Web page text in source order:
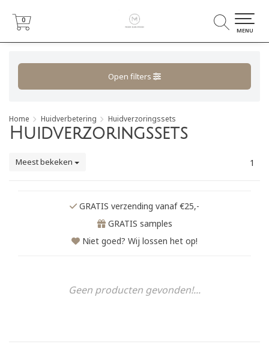
0
0
MENU
Open filters
Home Huidverbetering Huidverzoringssets
Huidverzoringssets
Meest bekeken 1
GRATIS verzending vanaf €25,-
GRATIS samples
Niet goed? Wij lossen het op!
Geen producten gevonden!...